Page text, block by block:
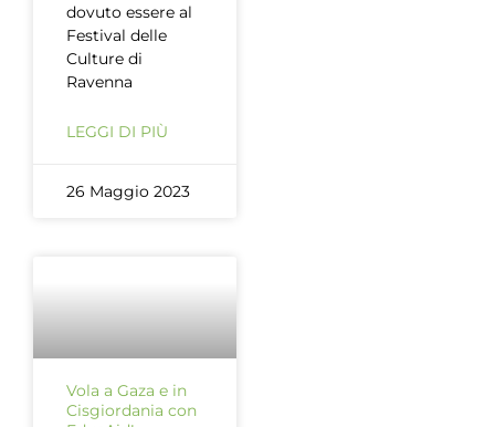
dovuto essere al
Festival delle
Culture di
Ravenna
LEGGI DI PIÙ
26 Maggio 2023
Vola a Gaza e in
Cisgiordania con